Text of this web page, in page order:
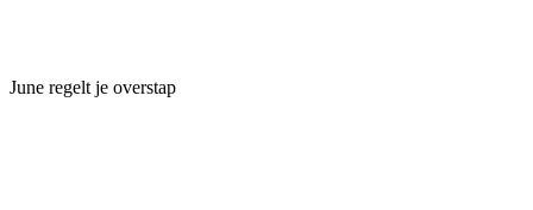
June regelt je overstap